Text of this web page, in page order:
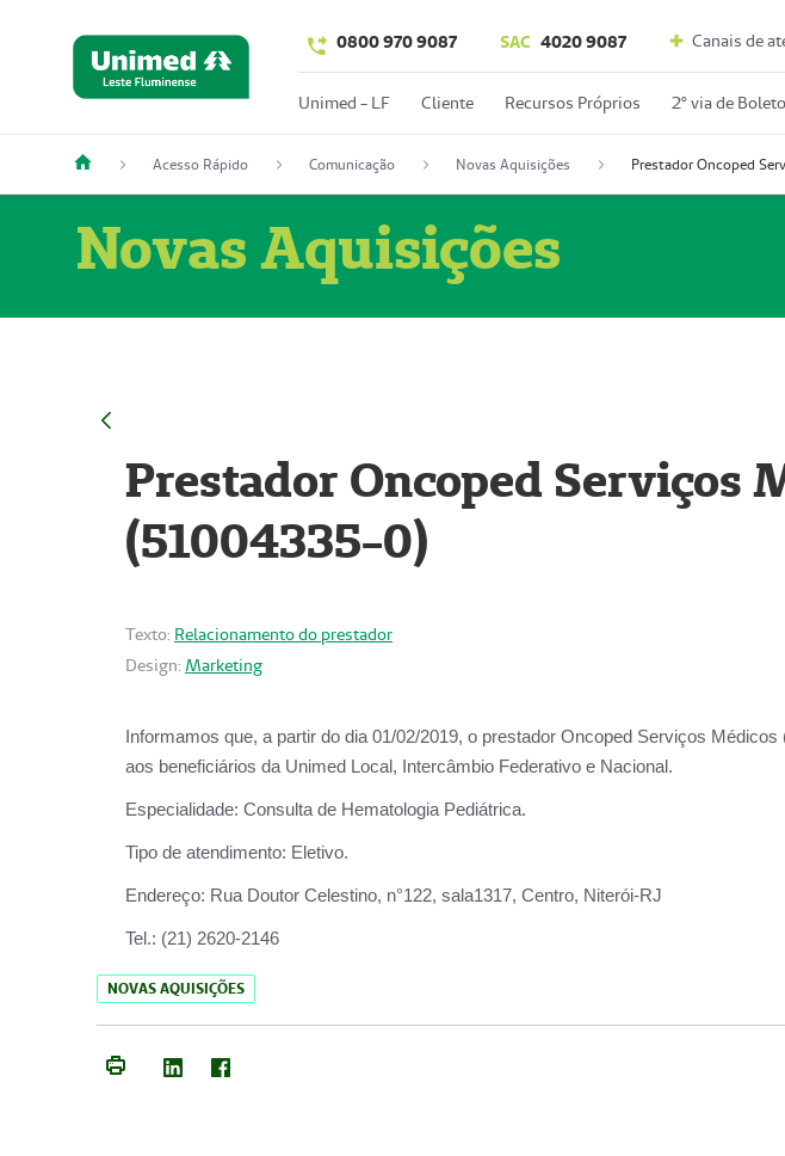
0800 970 9087 SAC 4020 9087 Canais de
Unimed - LF Cliente Recursos Próprios 2º via de Boleto
Acesso Rápido Comunicação Novas Aquisições
Novas Aquisições
Prestador Oncoped Serviços
(51004335-0)
Texto: Relacionamento do prestador
Design: Marketing
Informamos que, a partir do dia 01/02/2019, o prestador Oncoped Serviços Médicos
aos beneficiários da Unimed Local, Intercâmbio Federativo e Nacional.
Especialidade: Consulta de Hematologia Pediátrica.
Tipo de atendimento: Eletivo.
Endereço: Rua Doutor Celestino, n°122, sala1317, Centro, Niterói-RJ
Tel.: (21) 2620-2146
NOVAS AQUISIÇÕES